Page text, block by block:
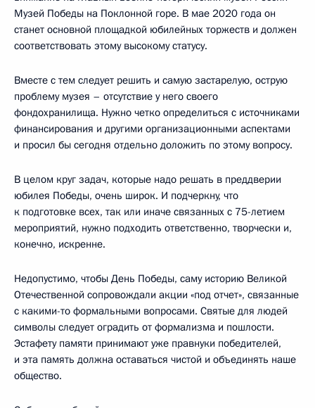
Музей Победы на Поклонной горе. В мае 2020 года он
станет основной площадкой юбилейных торжеств и должен
соответствовать этому высокому статусу.
Вместе с тем следует решить и самую застарелую, острую
проблему музея – отсутствие у него своего
фондохранилища. Нужно четко определиться с источниками
финансирования и другими организационными аспектами
и просил бы сегодня отдельно доложить по этому вопросу.
В целом круг задач, которые надо решать в преддверии
юбилея Победы, очень широк. И подчеркну, что
к подготовке всех, так или иначе связанных с 75-летием
мероприятий, нужно подходить ответственно, творчески и,
конечно, искренне.
Недопустимо, чтобы День Победы, саму историю Великой
Отечественной сопровождали акции «под отчет», связанные
с какими-то формальными вопросами. Святые для людей
символы следует оградить от формализма и пошлости.
Эстафету памяти принимают уже правнуки победителей,
и эта память должна оставаться чистой и объединять наше
общество.